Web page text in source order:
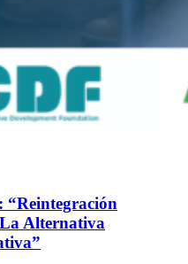
“Reintegración
Alternativa